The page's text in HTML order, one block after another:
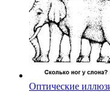
Оптические